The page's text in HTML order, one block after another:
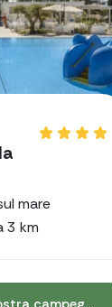
mare
3 km